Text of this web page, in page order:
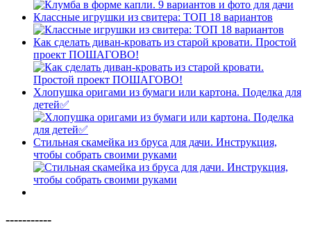
Классные игрушки из свитера: ТОП 18 вариантов
Как сделать диван-кровать из старой кровати. Простой
проект ПОШАГОВО!
Хлопушка оригами из бумаги или картона. Поделка для
детей✅
Стильная скамейка из бруса для дачи. Инструкция,
чтобы собрать своими руками
-----------